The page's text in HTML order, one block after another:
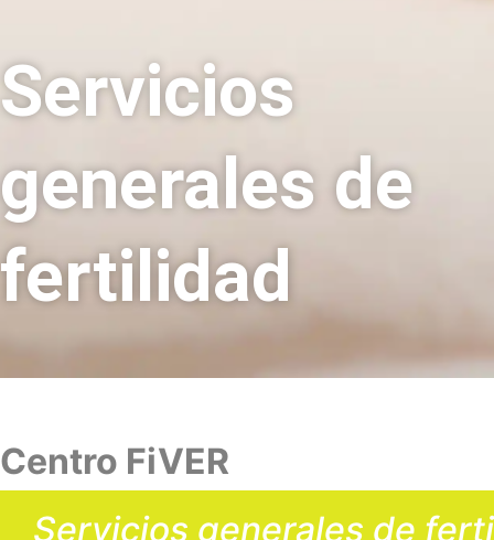
Servicios
generales de
fertilidad
Centro FiVER
Servicios generales de ferti